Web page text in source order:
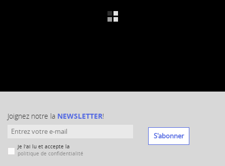
Joignez notre la NEWSLETTER!
Je l'ai lu et accepte la
politique de confidentialité
S'abonner